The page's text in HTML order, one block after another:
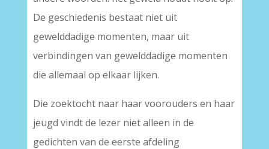
De geschiedenis bestaat niet uit
gewelddadige momenten, maar uit
verbindingen van gewelddadige momenten
die allemaal op elkaar lijken.
Die zoektocht naar haar voorouders en haar
jeugd vindt de lezer niet alleen in de
gedichten van de eerste afdeling